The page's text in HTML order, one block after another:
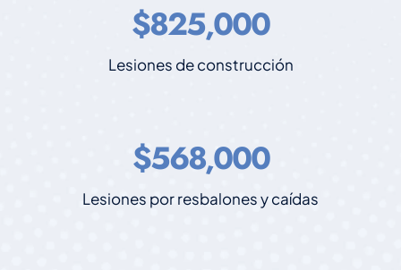
$825,000
Lesiones de construcción
$568,000
Lesiones por resbalones y caídas